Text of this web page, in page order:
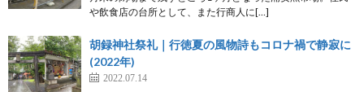
や飲食店の台所として、また行商人に[…]
胡録神社祭礼｜行徳夏の風物詩もコロナ禍で静寂に
(2022年)
2022.07.14